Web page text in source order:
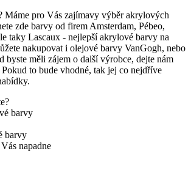
Máme pro Vás zajímavy výběr akrylových
zde barvy od firem Amsterdam, Pébeo,
taky Lascaux - nejlepší akrylové barvy na
nakupovat i olejové barvy VanGogh, nebo
byste měli zájem o další výrobce, dejte nám
to bude vhodné, tak jej co nejdříve
barvy
barvy
napadne